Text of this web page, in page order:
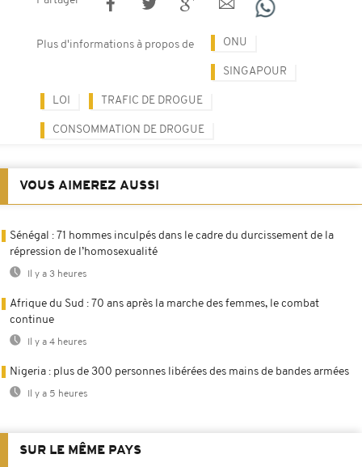
Plus d'informations à propos de ONU
SINGAPOUR
LOI TRAFIC DE DROGUE
CONSOMMATION DE DROGUE
VOUS AIMEREZ AUSSI
Sénégal : 71 hommes inculpés dans le cadre du durcissement de la
répression de l’homosexualité
Il y a 3 heures
Afrique du Sud : 70 ans après la marche des femmes, le combat
continue
Il y a 4 heures
Nigeria : plus de 300 personnes libérées des mains de bandes armées
Il y a 5 heures
SUR LE MÊME PAYS